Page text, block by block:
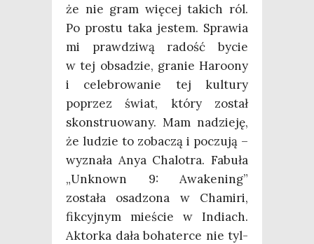
że nie gram wię­cej takich ról.
Po pro­stu taka jestem. Spra­wia
mi praw­dzi­wą radość bycie
w tej obsa­dzie, gra­nie Haro­ony
i cele­bro­wa­nie tej kul­tu­ry
poprzez świat, któ­ry został
skon­stru­owa­ny. Mam nadzie­ję,
że ludzie to zoba­czą i poczu­ją –
wyzna­ła Anya Cha­lo­tra. Fabu­ła
„Unk­nown 9: Awa­ke­ning”
zosta­ła osa­dzo­na w Cha­mi­ri,
fik­cyj­nym mie­ście w Indiach.
Aktor­ka dała boha­ter­ce nie tyl­